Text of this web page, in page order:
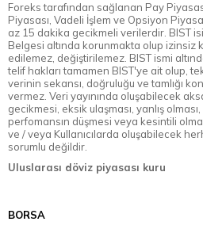
Foreks tarafından sağlanan Pay
Piyasası, Vadeli İşlem ve Opsiyon
az 15 dakika gecikmeli verilerdir. BIST
Belgesi altında korunmakta olup izinsiz
edilemez, değiştirilemez. BIST ismi
telif hakları tamamen BIST'ye ait olup,
verinin sekansı, doğruluğu ve tamlığı
vermez. Veri yayınında oluşabilecek
gecikmesi, eksik ulaşması, yanlış
perfomansın düşmesi veya kesintili
ve / veya Kullanıcılarda oluşabilecek
sorumlu değildir.
Uluslarası döviz piyasası kuru
BORSA